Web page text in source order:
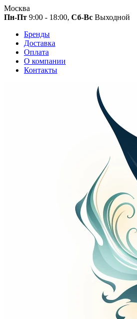
Москва
Пн-Пт 9:00 - 18:00, Сб-Вс Выходной
Бренды
Доставка
Оплата
О компании
Контакты